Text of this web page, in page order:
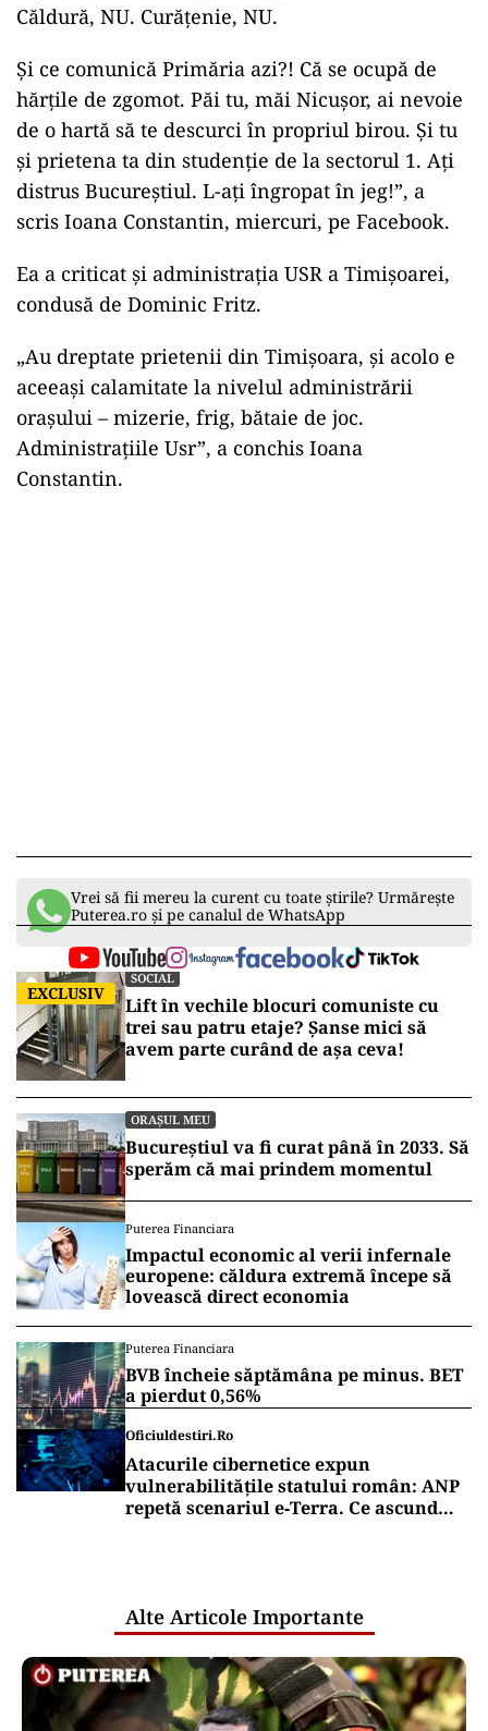
Căldură, NU. Curățenie, NU.
Și ce comunică Primăria azi?! Că se ocupă de
hărțile de zgomot. Păi tu, măi Nicușor, ai nevoie
de o hartă să te descurci în propriul birou. Și tu
și prietena ta din studenție de la sectorul 1. Ați
distrus Bucureștiul. L-ați îngropat în jeg!”, a
scris Ioana Constantin, miercuri, pe Facebook.
Ea a criticat și administrația USR a Timișoarei,
condusă de Dominic Fritz.
„Au dreptate prietenii din Timișoara, și acolo e
aceeași calamitate la nivelul administrării
orașului – mizerie, frig, bătaie de joc.
Administrațiile Usr”, a conchis Ioana
Constantin.
Vrei să fii mereu la curent cu toate știrile? Urmărește
Puterea.ro și pe canalul de WhatsApp
EXCLUSIV
SOCIAL
Lift în vechile blocuri comuniste cu
trei sau patru etaje? Șanse mici să
avem parte curând de așa ceva!
ORAȘUL MEU
Bucureștiul va fi curat până în 2033. Să
sperăm că mai prindem momentul
Puterea Financiara
Impactul economic al verii infernale
europene: căldura extremă începe să
lovească direct economia
Puterea Financiara
BVB încheie săptămâna pe minus. BET
a pierdut 0,56%
Oficiuldestiri.ro
Atacurile cibernetice expun
vulnerabilitățile statului român: ANP
repetă scenariul e‑Terra. Ce ascund
Alte Articole Importante